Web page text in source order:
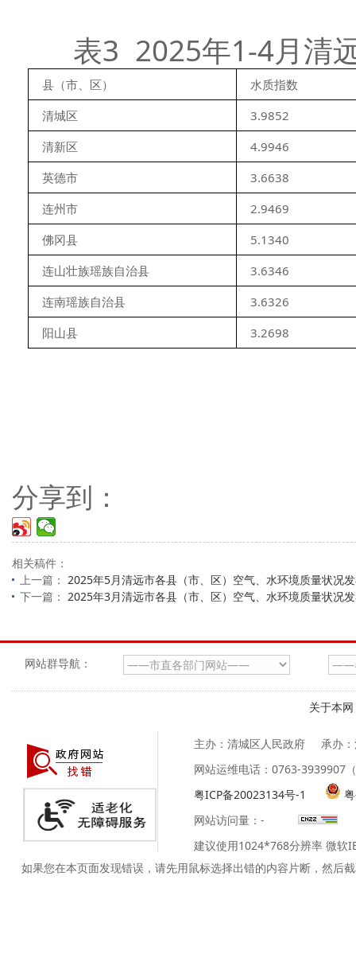
表3 2025年1-4月清
县（市、区）
水质指数
清城区
3.9852
清新区
4.9946
英德市
3.6638
连州市
2.9469
佛冈县
5.1340
连山壮族瑶族自治县
3.6346
连南瑶族自治县
3.6326
阳山县
3.2698
分享到：
相关稿件：
上一篇： 2025年5月清远市各县（市、区）空气、水环境质量状况
下一篇： 2025年3月清远市各县（市、区）空气、水环境质量状况
网站群导航：
关于本网
主办：清城区人民政府
承办
网站运维电话：0763-3939907
粤ICP备20023134号-1
网站访问量： -
建议使用1024*768分辨率 微软
如果您在本页面发现错误，请先用鼠标选择出错的内容片断，然后